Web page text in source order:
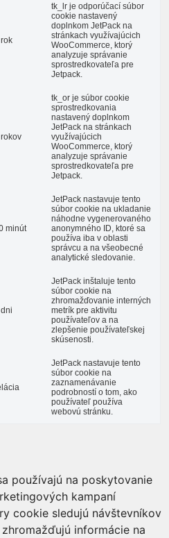
tk_lr je odporúčací súbor
cookie nastavený
doplnkom JetPack na
stránkach využívajúcich
WooCommerce, ktorý
analyzuje správanie
sprostredkovateľa pre
Jetpack.
tk_or je súbor cookie
sprostredkovania
nastavený doplnkom
JetPack na stránkach
využívajúcich
WooCommerce, ktorý
analyzuje správanie
sprostredkovateľa pre
Jetpack.
minút
JetPack nastavuje tento
súbor cookie na ukladanie
náhodne vygenerovaného
anonymného ID, ktoré sa
používa iba v oblasti
správcu a na všeobecné
analytické sledovanie.
JetPack inštaluje tento
súbor cookie na
zhromažďovanie interných
metrík pre aktivitu
používateľov a na
zlepšenie používateľskej
skúsenosti.
JetPack nastavuje tento
súbor cookie na
zaznamenávanie
podrobností o tom, ako
používateľ používa
webovú stránku.
používajú na poskytovanie
kampaní
cookie sledujú návštevníkov
informácie na